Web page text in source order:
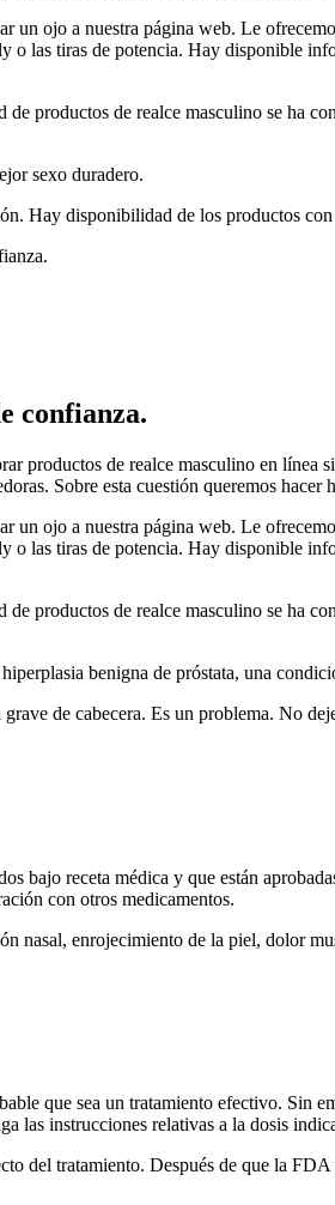
ojo a nuestra página web. Le
las tiras de potencia. Hay disponible
productos de realce masculino se ha
sexo duradero.
Hay disponibilidad de los productos
confianza.
productos de realce masculino en línea
Sobre esta cuestión queremos hacer
ojo a nuestra página web. Le
las tiras de potencia. Hay disponible
productos de realce masculino se ha
benigna de próstata, una
de cabecera. Es un problema. No
bajo receta médica y que están
con otros medicamentos.
nasal, enrojecimiento de la piel, dolor
que sea un tratamiento efectivo. Sin
instrucciones relativas a la dosis
del tratamiento. Después de que la